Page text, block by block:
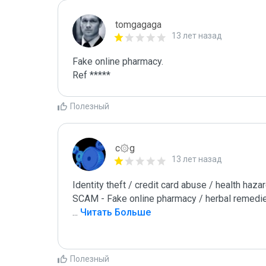
tomgagaga
13 лет назад
Fake online pharmacy.
Ref *****
Полезный
c۞g
13 лет назад
Identity theft / credit card abuse / health
... Читать Больше
Полезный